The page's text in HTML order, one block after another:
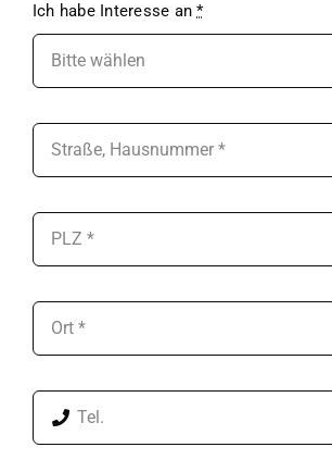
Ich habe Inter­esse an*